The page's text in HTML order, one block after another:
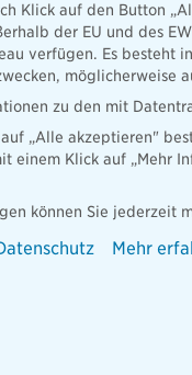
Umzug, wie kommt
Wohnung? Lesen Sie,
Klick auf den Button
der EU und des
verfügen. Es besteht
möglicherweise
zu den mit
„Alle akzeptieren"
einem Klick auf „Mehr
können Sie jederzeit
Mehr